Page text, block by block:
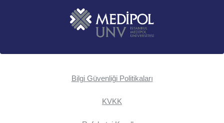
Bilgi Güvenliği Politikaları
KVKK